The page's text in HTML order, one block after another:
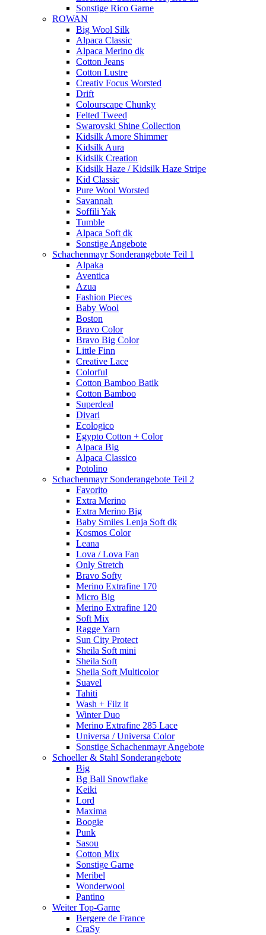
Sonstige Rico Garne
ROWAN
Big Wool Silk
Alpaca Classic
Alpaca Merino dk
Cotton Jeans
Cotton Lustre
Creativ Focus Worsted
Drift
Colourscape Chunky
Felted Tweed
Swarovski Shine Collection
Kidsilk Amore Shimmer
Kidsilk Aura
Kidsilk Creation
Kidsilk Haze / Kidsilk Haze Stripe
Kid Classic
Pure Wool Worsted
Savannah
Soffili Yak
Tumble
Alpaca Soft dk
Sonstige Angebote
Schachenmayr Sonderangebote Teil 1
Alpaka
Aventica
Azua
Fashion Pieces
Baby Wool
Boston
Bravo Color
Bravo Big Color
Little Finn
Creative Lace
Colorful
Cotton Bamboo Batik
Cotton Bamboo
Superdeal
Divari
Ecologico
Egypto Cotton + Color
Alpaca Big
Alpaca Classico
Potolino
Schachenmayr Sonderangebote Teil 2
Favorito
Extra Merino
Extra Merino Big
Baby Smiles Lenja Soft dk
Kosmos Color
Leana
Lova / Lova Fan
Only Stretch
Bravo Softy
Merino Extrafine 170
Micro Big
Merino Extrafine 120
Soft Mix
Ragge Yarn
Sun City Protect
Sheila Soft mini
Sheila Soft
Sheila Soft Multicolor
Suavel
Tahiti
Wash + Filz it
Winter Duo
Merino Extrafine 285 Lace
Universa / Universa Color
Sonstige Schachenmayr Angebote
Schoeller & Stahl Sonderangebote
Big
Bg Ball Snowflake
Keiki
Lord
Maxima
Boogie
Punk
Sasou
Cotton Mix
Sonstige Garne
Meribel
Wonderwool
Pantino
Weiter Top-Garne
Bergere de France
CraSy